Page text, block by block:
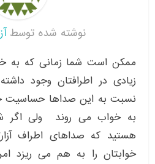
نوشته شده توسط
ممکن است شما زمانی که به
زیادی در اطرافتان وجود
نسبت به این صداها حساسیت
به خواب می روند ولی اگر
هستید که صداهای اطراف
خوابتان را به هم می ریزد